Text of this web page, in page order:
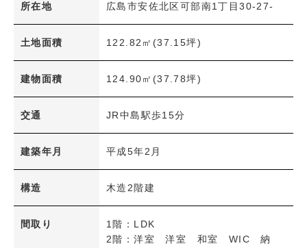
1R・1K～1LDK 2K～2LDK+S
3K～3LDK+S 4K～4LDK+S
5K～5LDK+S 6K以上
交通機関
JR
学区
小学校
所在地 広島市安佐北区可部南1丁目30-27-
土地面積 122.82㎡(37.15坪)
建物面積 124.90㎡(37.78坪)
交通 JR中島駅歩15分
建築年月 平成5年2月
構造 木造2階建
間取り
1階：LDK
2階：洋室 洋室 和室 WIC 納